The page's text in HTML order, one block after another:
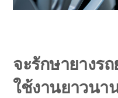
จะรักษายางร
ใช้งานยาวนา